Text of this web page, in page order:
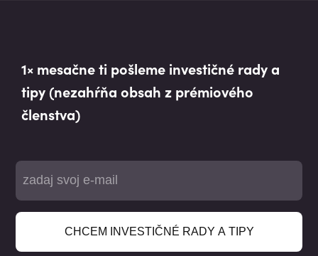
1× mesačne ti pošleme investičné rady a
tipy (nezahŕňa obsah z prémiového
členstva)
CHCEM INVESTIČNÉ RADY A TIPY